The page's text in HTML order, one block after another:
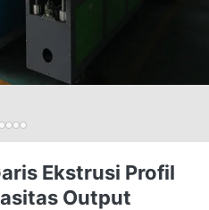
Ekstrusi Profil
Output